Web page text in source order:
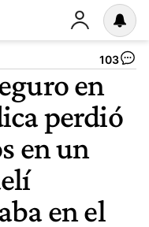
103
en
perdió
en un
en el